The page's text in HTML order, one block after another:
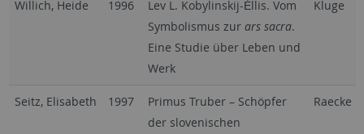
Willich, Heide 1996
Lev L. Kobylinskij-Ėllis. Vom
Symbolismus zur ars sacra.
Eine Studie über Leben und
Werk
Kluge
Seitz, Elisabeth 1997
Primus Truber – Schöpfer
der slovenischen
Raecke